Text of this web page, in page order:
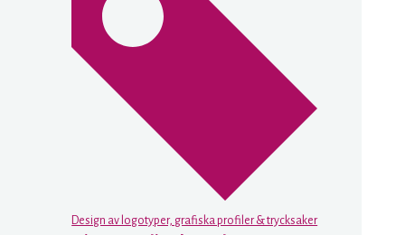
Design av logotyper, grafiska profiler & trycksaker